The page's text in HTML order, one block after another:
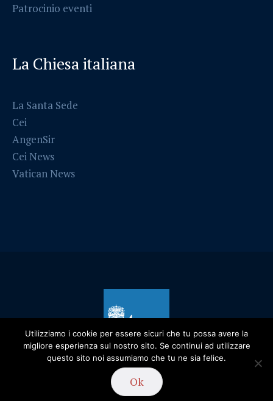
Patrocinio eventi
La Chiesa italiana
La Santa Sede
Cei
AngenSir
Cei News
Vatican News
/ Diocesi di Alessandria - 2019
Utilizziamo i cookie per essere sicuri che tu possa avere la
migliore esperienza sul nostro sito. Se continui ad utilizzare
questo sito noi assumiamo che tu ne sia felice.
Ok